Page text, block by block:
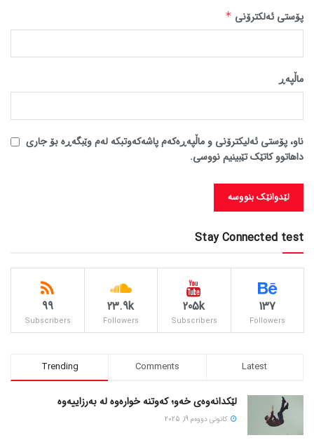
پۆستی ئەلکترۆنی *
ماڵپه‌ڕ
ناو، پۆستی ئەلیکترۆنی و ماڵپەڕەکەم پاشەکەوتبکە لەم وێبگەڕە بۆ جاری
داهاتوو کاتێک تێبینیم نووسی.
Stay Connected test
137
Followers
205k
Subscribers
23.9k
Followers
99
Subscribers
Trending Comments Latest
لێکدانەوەی خەو؛ کەوتنە خوارەوە لە بەرزاییەوە
كانونی دووه‌م 19, 2025